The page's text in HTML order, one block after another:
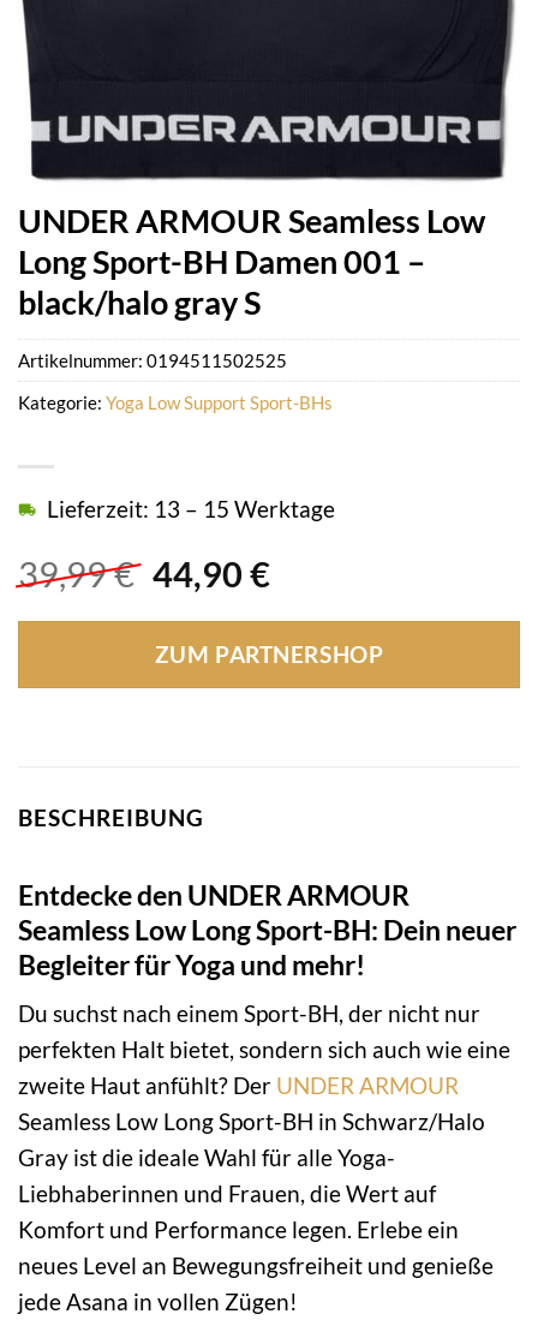
UNDER ARMOUR Seamless Low
Long Sport-BH Damen 001 –
black/halo gray S
39,99€ Ursprünglicher
war:
39,99 €
44,90 €Aktueller
ist:
44,90 €.
Lieferzeit: 13 – 15 Werktage
ZUM PARTNERSHOP
Artikelnummer: 0194511502525
Kategorie: Yoga Low Support Sport-BHs
BESCHREIBUNG
Entdecke den UNDER ARMOUR
Seamless Low Long Sport-BH: Dein neuer
Begleiter für Yoga und mehr!
Du suchst nach einem Sport-BH, der nicht nur
perfekten Halt bietet, sondern sich auch wie eine
zweite Haut anfühlt? Der UNDER ARMOUR
Seamless Low Long Sport-BH in Schwarz/Halo
Gray ist die ideale Wahl für alle Yoga-
Liebhaberinnen und Frauen, die Wert auf
Komfort und Performance legen. Erlebe ein
neues Level an Bewegungsfreiheit und genieße
jede Asana in vollen Zügen!